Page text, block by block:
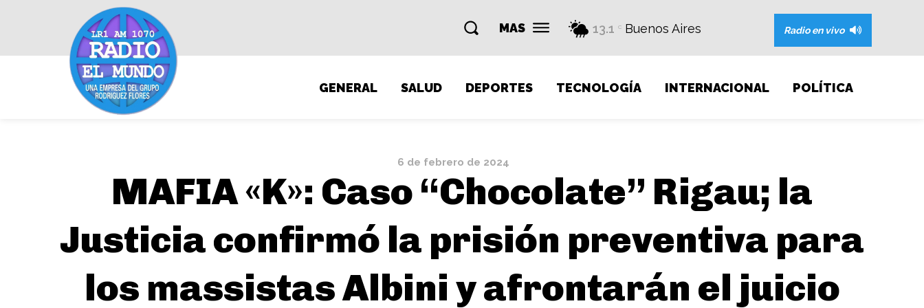
MAS 13.1 C Buenos Aires Radio en vivo
GENERAL SALUD DEPORTES TECNOLOGÍA INTERNACIONAL POLÍTICA
6 de febrero de 2024
MAFIA «K»: Caso “Chocolate” Rigau; la
Justicia confirmó la prisión preventiva para
los massistas Albini y afrontarán el juicio